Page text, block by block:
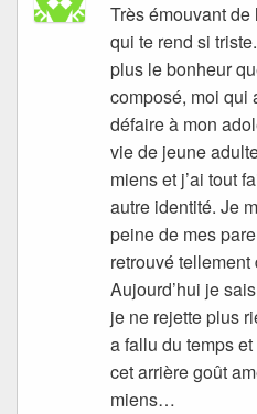
Très émouvant
qui te rend si
plus le bonheur
composé, moi qui
défaire à mon
vie de jeune
miens et j’ai tout
autre identité. Je
peine de mes
retrouvé
Aujourd’hui je
je ne rejette plus
a fallu du temps
cet arrière goût
miens…